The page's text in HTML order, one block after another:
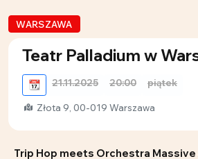
WARSZAWA
Teatr Palladium w
📆 21.11.2025 20:00 piątek
Złota 9, 00-019 Warszawa
Trip Hop meets Orchestra